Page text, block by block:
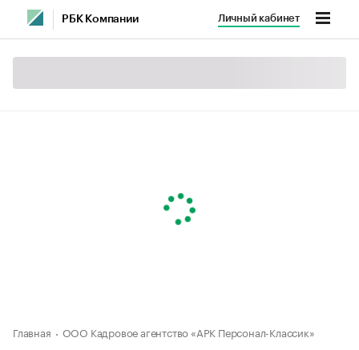
РБК Компании Личный кабинет
Главная ООО Кадровое агентство «АРК Персонал-Классик»